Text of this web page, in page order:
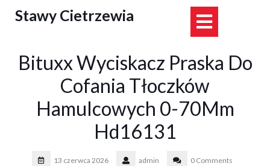
Stawy Cietrzewia
Bituxx Wyciskacz Praska Do
Cofania Tłoczków
Hamulcowych 0-70Mm
Hd16131
13 czerwca 2026 admin 0 Comments